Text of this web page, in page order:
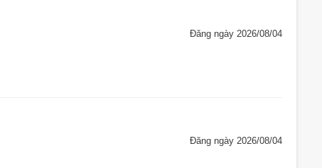
Đăng ngày 2026/08/04
Đăng ngày 2026/08/04